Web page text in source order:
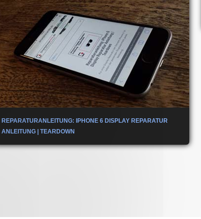
REPARATURANLEITUNG: IPHONE 6 DISPLAY REPARATUR
ANLEITUNG | TEARDOWN